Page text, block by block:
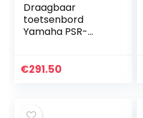
Draagbaar
toetsenbord
Yamaha PSR-
met 76 gevoelige
€291.50